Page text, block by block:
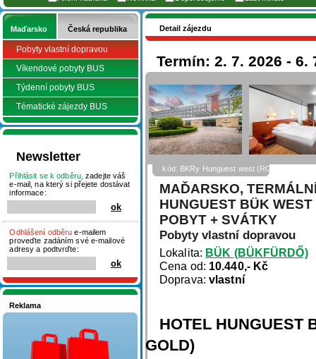
Maďarsko Česká republika
Pobyty vlastní dopravou
Víkendové pobyty BUS
Týdenní pobyty BUS
Tématické zájezdy BUS
Newsletter
Přihlásit se k odběru, zadejte váš
e-mail, na který si přejete dostávat
informace:
Odhlášení odběru e-mailem
proveďte zadáním své e-mailové
adresy a podtvrďte:
Reklama
Detail zájezdu
Termín: 2. 7. 2026 - 6.
kód: BKRy Hunguest west (RGold)
MAĎARSKO,
HUNGUEST BÜK
POBYT + SVÁTKY
Pobyty vlastní dopravou
Lokalita: BÜK (BÜKFÜRDŐ)
Cena od: 10.440,- Kč
Doprava:vlastní
HOTEL HUNGUEST
GOLD)